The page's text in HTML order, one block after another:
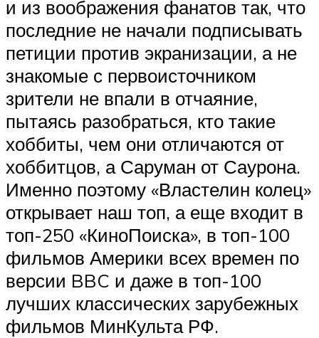
и из воображения фанатов так, что
последние не начали подписывать
петиции против экранизации, а не
знакомые с первоисточником
зрители не впали в отчаяние,
пытаясь разобраться, кто такие
хоббиты, чем они отличаются от
хоббитцов, а Саруман от Саурона.
Именно поэтому «Властелин колец»
открывает наш топ, а еще входит в
топ-250 «КиноПоиска», в топ-100
фильмов Америки всех времен по
версии BBC и даже в топ-100
лучших классических зарубежных
фильмов МинКульта РФ.